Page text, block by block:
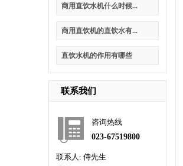
商用直饮水机什么时候...
商用直饮机的直饮水有...
直饮水机的作用有哪些
联系我们
咨询热线
023-67519800
联系人: 侍先生